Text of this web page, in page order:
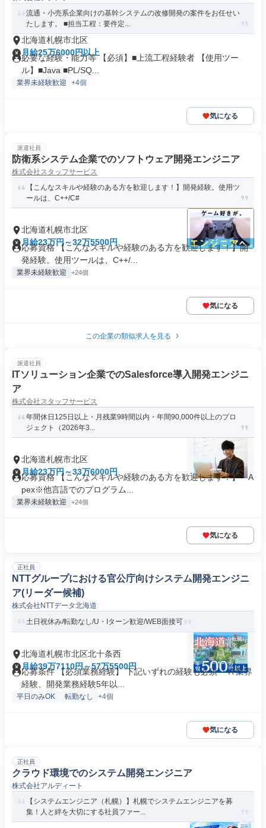
流通・小売系企業向けの基幹システムの改修開発の案件をお任せい
たします。 ■担当工程：要件定...
北海道札幌市北区
月給25万6000円以上
必要な経験・能力等 【必須】■上流工程経験者 【使用ツー
ル】■Java ■PL/SQ...
業界未経験歓迎 +4個
気になる
派遣社員
防衛系システム企業でのソフトウェア開発エンジニア
株式会社スタッフサービス
【こんなスキルや経験のある方を歓迎します！】開発経験。使用ツ
ールは、C++/C#
北海道札幌市北区
月給23万円～32万5500円
応募資格 【こんなスキルや経験のある方を歓迎します！】開
発経験。使用ツールは、C++/...
業界未経験歓迎 +24個
気になる
この企業の類似求人を見る
派遣社員
ITソリューション企業でのSalesforce導入開発エンジニ
ア
株式会社スタッフサービス
年間休日125日以上・月残業9時間以内・年間90,000件以上のプロ
ジェクト（2026年3...
北海道札幌市北区
月給23万円～33万6000円
応募資格 【こんなスキルや経験のある方を歓迎します！】・A
pex※他言語でのプログラム...
業界未経験歓迎 +24個
気になる
正社員
NTTグループにおける官公庁向けシステム開発エンジニ
ア(リーダー候補)
株式会社NTTデータ北海道
土日祝休み/転勤なし/U・Iターン歓迎/WEB面接可
北海道札幌市北区北十条西
月給39万7110円～57万5500円
応募条件 【必須業務経験】 下記いずれの経験も必須 ・IT業界
経験、開発業務経験5年以...
平日のみOK 転勤なし +4個
気になる
正社員
クラウド環境でのシステム開発エンジニア
株式会社アルディート
【システムエンジニア（札幌）】札幌でシステムエンジニアを募
集！人と絆を大切にする社員ファー...